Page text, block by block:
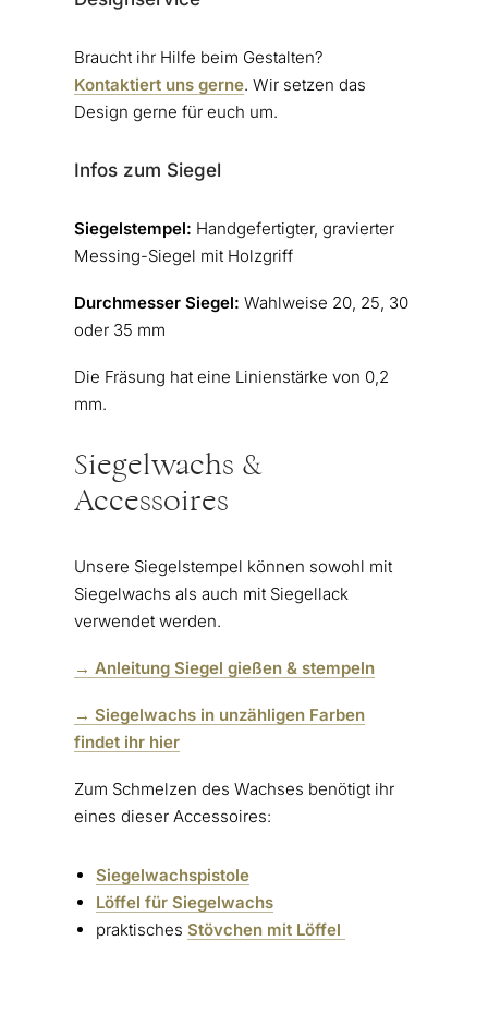
Braucht ihr Hilfe beim Gestalten?
Kontaktiert uns gerne. Wir setzen das
Design gerne für euch um.
Infos zum Siegel
Siegelstempel: Handgefertigter, gravierter
Messing-Siegel mit Holzgriff
Durchmesser Siegel: Wahlweise 20, 25, 30
oder 35 mm
Die Fräsung hat eine Linienstärke von 0,2
mm.
Siegelwachs &
Accessoires
Unsere Siegelstempel können sowohl mit
Siegelwachs als auch mit Siegellack
verwendet werden.
→ Anleitung Siegel gießen & stempeln
→ Siegelwachs in unzähligen Farben
findet ihr hier
Zum Schmelzen des Wachses benötigt ihr
eines dieser Accessoires:
Siegelwachspistole
Löffel für Siegelwachs
praktisches Stövchen mit Löffel